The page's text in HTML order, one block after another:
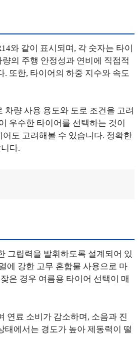
와 같이 표시되며, 각 숫자는 타이
의 주행 안정성과 연비에 직접적
. 또한, 타이어의 하중 지수와 속도
량 사용 용도와 도로 조건을 고려
우수한 타이어를 선택하는 것이
도 고려해볼 수 있습니다. 정확한
다.
그립력을 발휘하도록 설계되어 있
에 강한 고무 혼합물 사용으로 마
은 경우 여름용 타이어 선택이 매
연료 소비가 감소하며, 소음과 진
태에서는 경도가 높아 제동력이 떨